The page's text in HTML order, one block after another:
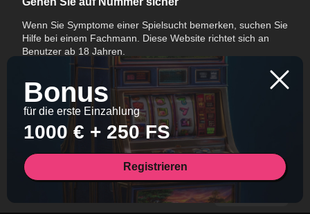
Bonus
für die erste Einzahlung
1000 € + 250 FS
Registrieren
Wenn Sie Symptome einer Spielsucht bemerken, suchen Sie
Hilfe bei einem Fachmann. Diese Website richtet sich an
Benutzer ab 18 Jahren.
Sprache wechseln